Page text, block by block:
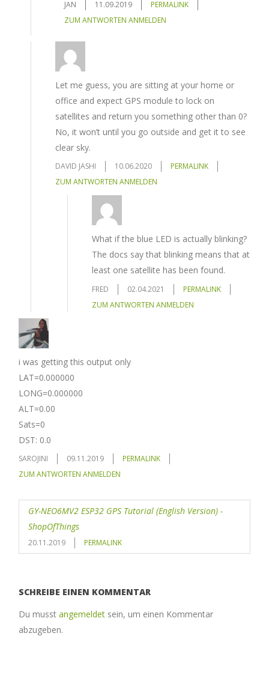
JAN 11.09.2019
PERMALINK
ZUM ANTWORTEN ANMELDEN
Let me guess, you are sitting at your home or
office and expect GPS module to lock on
satellites and return you something other than 0?
No, it won’t until you go outside and get it to see
clear sky.
DAVID JASHI 10.06.2020
PERMALINK
ZUM ANTWORTEN ANMELDEN
What if the blue LED is actually blinking?
The docs say that blinking means that at
least one satellite has been found.
FRED 02.04.2021
PERMALINK
ZUM ANTWORTEN ANMELDEN
i was getting this output only
LAT=0.000000
LONG=0.000000
ALT=0.00
Sats=0
DST: 0.0
SAROJINI 09.11.2019
PERMALINK
ZUM ANTWORTEN ANMELDEN
GY-NEO6MV2 ESP32 GPS Tutorial (English Version) -
ShopOfThings
20.11.2019 PERMALINK
SCHREIBE EINEN KOMMENTAR
Du musst angemeldet sein, um einen Kommentar
abzugeben.